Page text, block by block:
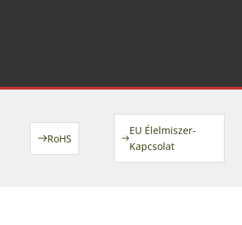
RoHS
EU Élelmiszer-
Kapcsolat